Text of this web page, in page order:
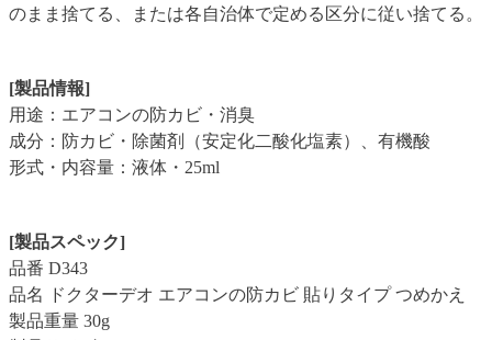
のまま捨てる、または各自治体で定める区分に従い捨てる。
[製品情報]
用途：エアコンの防カビ・消臭
成分：防カビ・除菌剤（安定化二酸化塩素）、有機酸
形式・内容量：液体・25ml
[製品スペック]
品番 D343
品名 ドクターデオ エアコンの防カビ 貼りタイプ つめかえ
製品重量 30g